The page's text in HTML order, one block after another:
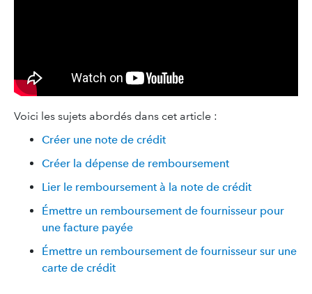
Voici les sujets abordés dans cet article :
Créer une note de crédit
Créer la dépense de remboursement
Lier le remboursement à la note de crédit
Émettre un remboursement de fournisseur pour
une facture payée
Émettre un remboursement de fournisseur sur une
carte de crédit